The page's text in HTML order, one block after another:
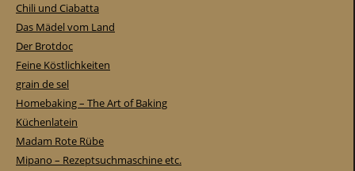
Chili und Ciabatta
Das Mädel vom Land
Der Brotdoc
Feine Köstlichkeiten
grain de sel
Homebaking – The Art of Baking
Küchenlatein
Madam Rote Rübe
Mipano – Rezeptsuchmaschine etc.